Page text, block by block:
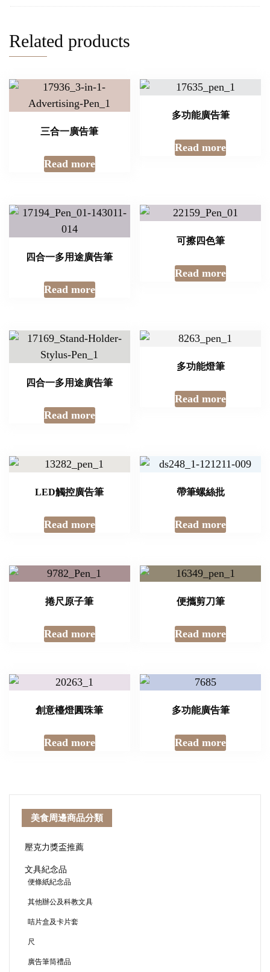
Related products
三合一廣告筆
Read more
多功能廣告筆
Read more
四合一多用途廣告筆
Read more
可擦四色筆
Read more
四合一多用途廣告筆
Read more
多功能燈筆
Read more
LED觸控廣告筆
Read more
帶筆螺絲批
Read more
捲尺原子筆
Read more
便攜剪刀筆
Read more
創意檯燈圓珠筆
Read more
多功能廣告筆
Read more
美食周邊商品分類
壓克力獎盃推薦
文具紀念品
便條紙紀念品
其他辦公及科教文具
咭片盒及卡片套
尺
廣告筆筒禮品